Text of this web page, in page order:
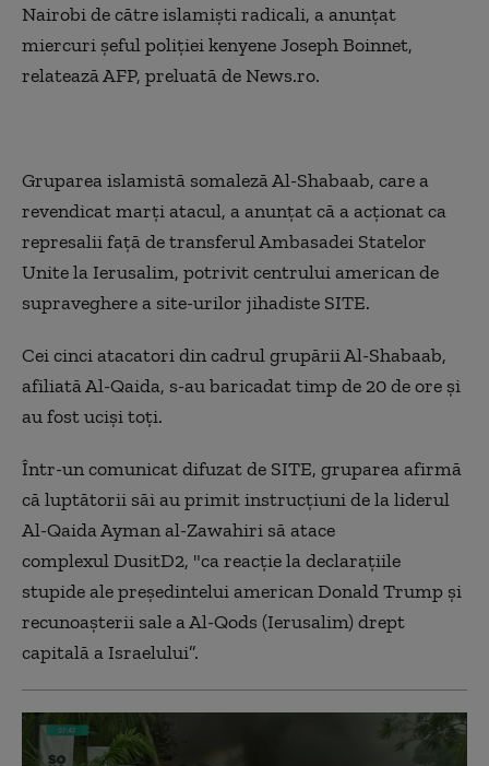
Nairobi de către islamişti radicali, a anunţat
miercuri şeful poliţiei kenyene Joseph Boinnet,
relatează AFP, preluată de News.ro.
Gruparea islamistă somaleză Al-Shabaab, care a
revendicat marţi atacul, a anunţat că a acţionat ca
represalii faţă de transferul Ambasadei Statelor
Unite la Ierusalim, potrivit centrului american de
supraveghere a site-urilor jihadiste SITE.
Cei cinci atacatori din cadrul grupării Al-Shabaab,
afiliată Al-Qaida, s-au baricadat timp de 20 de ore şi
au fost ucişi toţi.
Într-un comunicat difuzat de SITE, gruparea afirmă
că luptătorii săi au primit instrucţiuni de la liderul
Al-Qaida Ayman al-Zawahiri să atace
complexul DusitD2, "ca reacţie la declaraţiile
stupide ale preşedintelui american Donald Trump şi
recunoaşterii sale a Al-Qods (Ierusalim) drept
capitală a Israelului”.